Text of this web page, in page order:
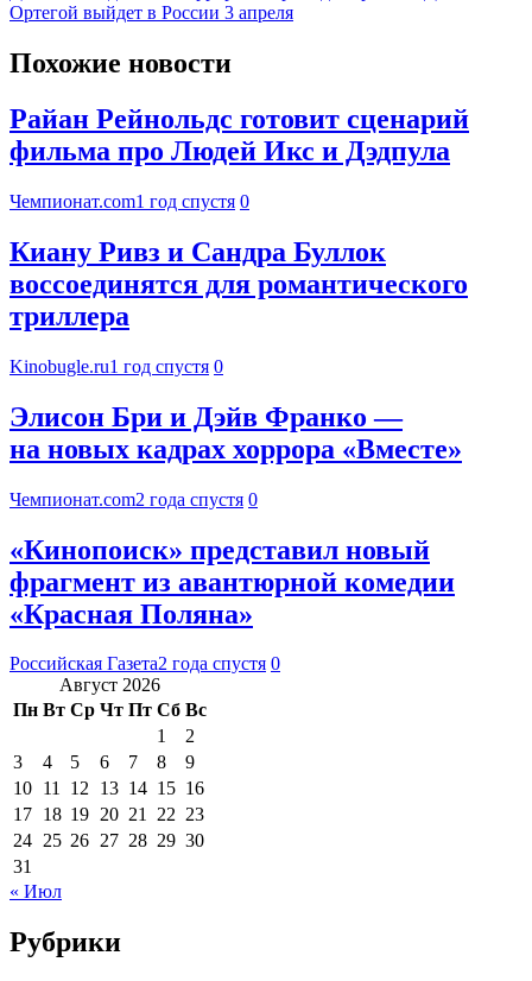
Ортегой выйдет в России 3 апреля
Похожие новости
Райан Рейнольдс готовит сценарий
фильма про Людей Икс и Дэдпула
Чемпионат.com1 год спустя 0
Киану Ривз и Сандра Буллок
воссоединятся для романтического
триллера
Kinobugle.ru1 год спустя 0
Элисон Бри и Дэйв Франко —
на новых кадрах хоррора «Вместе»
Чемпионат.com2 года спустя 0
«Кинопоиск» представил новый
фрагмент из авантюрной комедии
«Красная Поляна»
Российская Газета2 года спустя 0
Август 2026
Пн Вт Ср Чт Пт Сб Вс
1
2
3
4 5 6 7 8
9
10 11 12 13 14 15 16
17 18 19 20 21 22 23
24 25 26 27 28 29 30
31
« Июл
Рубрики